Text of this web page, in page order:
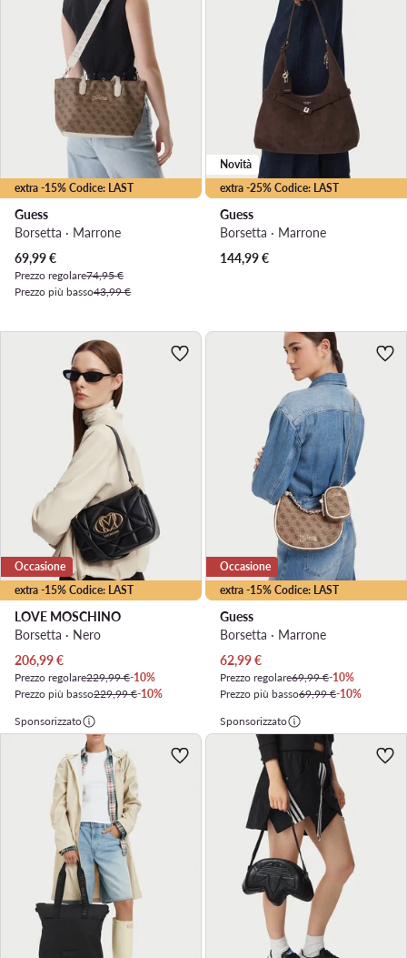
extra -15% Codice: LAST
Guess
Borsetta · Marrone
Prezzo attuale
69,99€
Prezzo regolare74,95 €
Prezzo più basso43,99 €
extra -25% Codice: LAST
Novità
Guess
Borsetta · Marrone
144,99€
extra -15% Codice: LAST
Occasione
LOVE MOSCHINO
Borsetta · Nero
Prezzo attuale
206,99€
Prezzo regolare229,99 €-10%
Prezzo più basso229,99 €-10%
extra -15% Codice: LAST
Occasione
Guess
Borsetta · Marrone
Prezzo attuale
62,99€
Prezzo regolare69,99 €-10%
Prezzo più basso69,99 €-10%
Sponsorizzato
Sponsorizzato